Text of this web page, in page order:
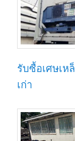
รับซื้อเศษเห
เก่า